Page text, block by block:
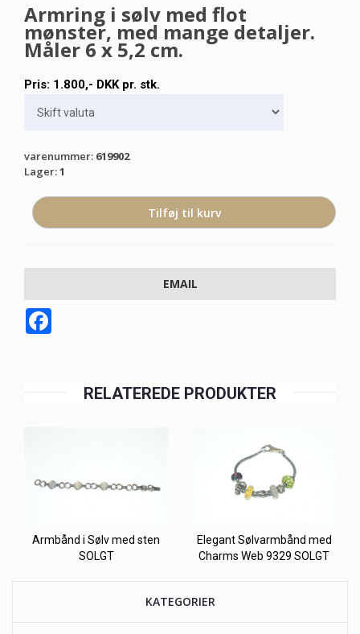
Armring i sølv med flot
mønster, med mange detaljer.
Måler 6 x 5,2 cm.
Pris: 1.800,- DKKpr. stk.
varenummer: 619902
Lager:1
EMAIL
RELATEREDE PRODUKTER
Armbånd i Sølv med sten
SOLGT
Elegant Sølvarmbånd med
Charms Web 9329 SOLGT
KATEGORIER